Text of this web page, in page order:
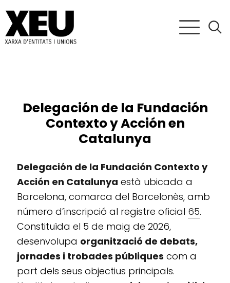
Delegación de la Fundación
Contexto y Acción en
Catalunya
Delegación de la Fundación Contexto y
Acción en Catalunya està ubicada a
Barcelona, comarca del Barcelonès, amb
número d’inscripció al registre oficial 65.
Constituïda el 5 de maig de 2026,
desenvolupa organització de debats,
jornades i trobades públiques com a
part dels seus objectius principals.